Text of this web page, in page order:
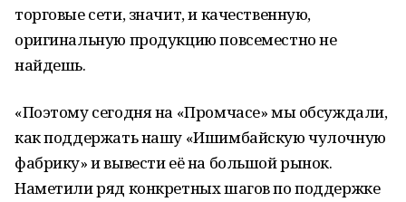
торговые сети, значит, и качественную,
оригинальную продукцию повсеместно не
найдешь.
«Поэтому сегодня на «Промчасе» мы обсуждали,
как поддержать нашу «Ишимбайскую чулочную
фабрику» и вывести её на большой рынок.
Наметили ряд конкретных шагов по поддержке